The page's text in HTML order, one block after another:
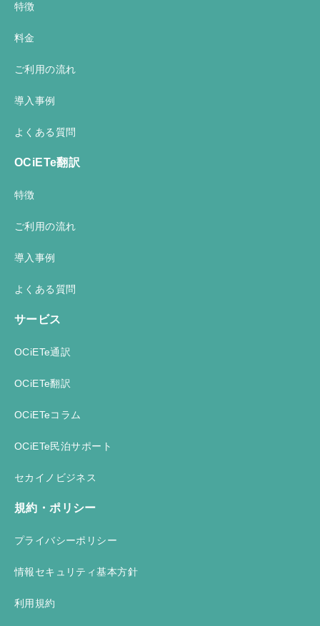
特徴
料金
ご利用の流れ
導入事例
よくある質問
OCiETe翻訳
特徴
ご利用の流れ
導入事例
よくある質問
サービス
OCiETe通訳
OCiETe翻訳
OCiETeコラム
OCiETe民泊サポート
セカイノビジネス
規約・ポリシー
プライバシーポリシー
情報セキュリティ基本方針
利用規約